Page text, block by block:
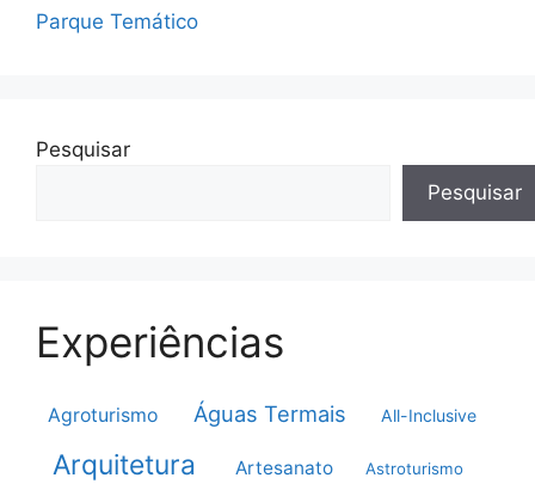
Parque Temático
Pesquisar
Pesquisar
Experiências
Agroturismo Águas Termais All-Inclusive
Arquitetura Artesanato Astroturismo